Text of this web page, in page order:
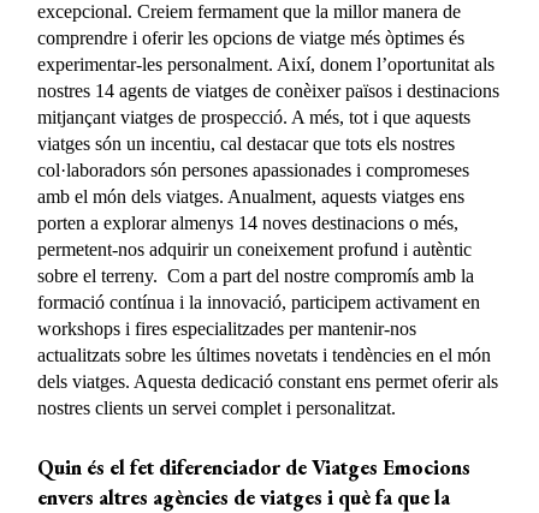
excepcional. Creiem fermament que la millor manera de
comprendre i oferir les opcions de viatge més òptimes és
experimentar-les personalment. Així, donem l’oportunitat als
nostres 14 agents de viatges de conèixer països i destinacions
mitjançant viatges de prospecció. A més, tot i que aquests
viatges són un incentiu, cal destacar que tots els nostres
col·laboradors són persones apassionades i compromeses
amb el món dels viatges. Anualment, aquests viatges ens
porten a explorar almenys 14 noves destinacions o més,
permetent-nos adquirir un coneixement profund i autèntic
sobre el terreny. Com a part del nostre compromís amb la
formació contínua i la innovació, participem activament en
workshops i fires especialitzades per mantenir-nos
actualitzats sobre les últimes novetats i tendències en el món
dels viatges. Aquesta dedicació constant ens permet oferir als
nostres clients un servei complet i personalitzat.
Quin és el fet diferenciador de Viatges Emocions
envers altres agències de viatges i què fa que la